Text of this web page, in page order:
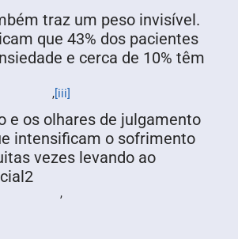
traz um peso invisível.
que 43% dos pacientes
e cerca de 10% têm
,[iii]
e os olhares de julgamento
intensificam o sofrimento
vezes levando ao
,